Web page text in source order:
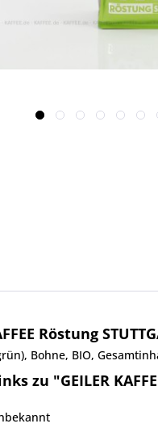
Röstung
Bohne, BIO,
zu "GEILER